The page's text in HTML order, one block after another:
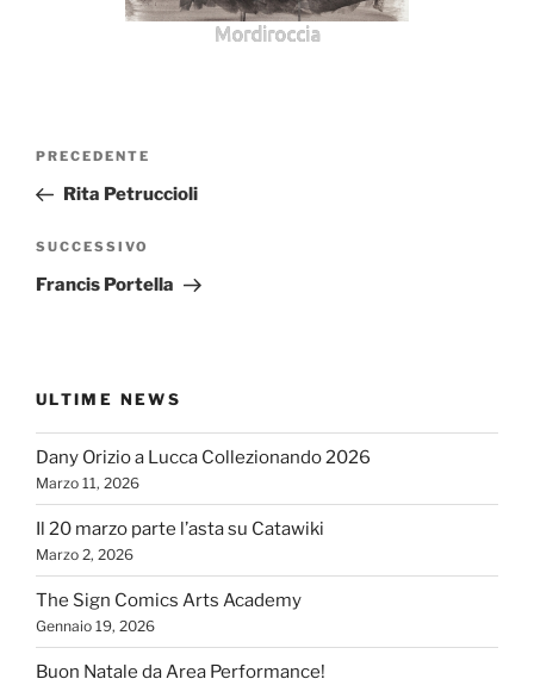
Mordiroccia
Navigazione
Articolo
precedente:
PRECEDENTE
Rita Petruccioli
Articolo
successivo
SUCCESSIVO
Francis Portella
ULTIME NEWS
Dany Orizio a Lucca Collezionando 2026
Marzo 11, 2026
Il 20 marzo parte l’asta su Catawiki
Marzo 2, 2026
The Sign Comics Arts Academy
Gennaio 19, 2026
Buon Natale da Area Performance!